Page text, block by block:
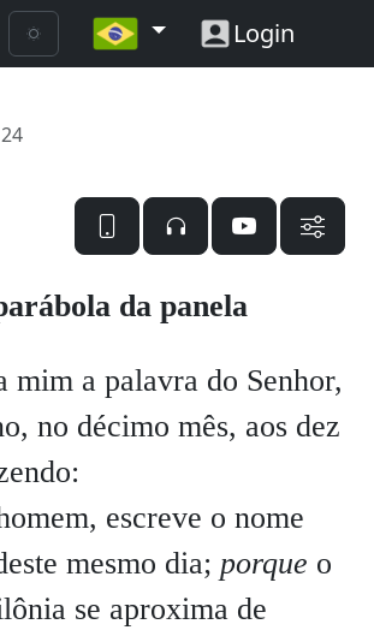
Login
24
da panela
mim a palavra do Senhor,
no décimo mês, aos dez
escreve o nome
mesmo dia; porque o
se aproxima de